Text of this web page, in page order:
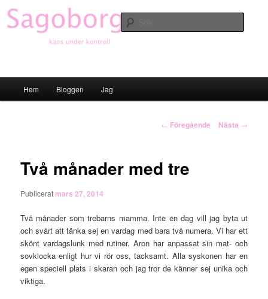
Hoppa
till
primärt
Hem Bloggen Jag
Inläggsnavigering
← Föregående Nästa →
Två månader med tre
Publicerat mars 27, 2014
Två månader som trebarns mamma. Inte en dag vill jag byta ut
och svårt att tänka sej en vardag med bara två numera. Vi har ett
skönt vardagslunk med rutiner. Aron har anpassat sin mat- och
sovklocka enligt hur vi rör oss, tacksamt. Alla syskonen har en
egen speciell plats i skaran och jag tror de känner sej unika och
viktiga.